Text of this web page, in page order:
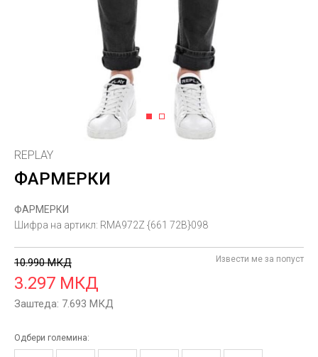
1 2
REPLAY
ФАРМЕРКИ
ФАРМЕРКИ
Шифра на артикл: RMA972Z {661 72B}098
10.990 МКД
3.297 МКД
Заштеда: 7.693 МКД
Извести ме за попуст
Одбери големина: